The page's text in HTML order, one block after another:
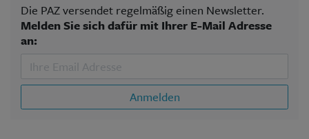
Die PAZ versendet regelmäßig einen Newsletter.
Melden Sie sich dafür mit Ihrer E-Mail Adresse
an:
Anmelden